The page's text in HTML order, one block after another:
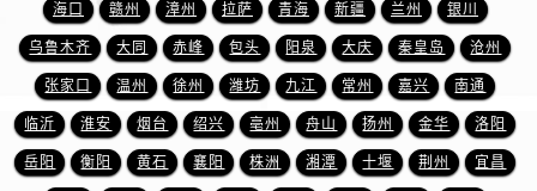
海口 赣州 漳州 拉萨 青海 新疆 兰州 银川
乌鲁木齐 大同 赤峰 包头 阳泉 大庆 秦皇岛 沧州
张家口 温州 徐州 潍坊 九江 常州 嘉兴 南通
临沂 淮安 烟台 绍兴 亳州 舟山 扬州 金华 洛阳
岳阳 衡阳 黄石 襄阳 株洲 湘潭 十堰 荆州 宜昌